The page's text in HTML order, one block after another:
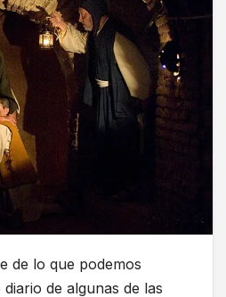
de lo que podemos
de algunas de las